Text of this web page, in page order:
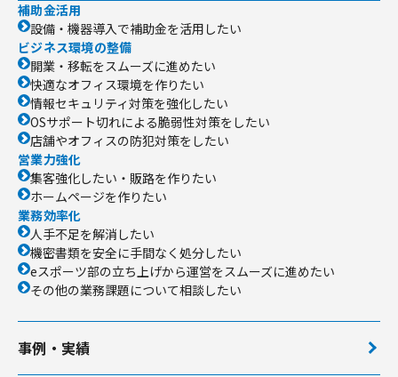
補助金活用
設備・機器導入で補助金を活用したい
ビジネス環境の整備
開業・移転をスムーズに進めたい
快適なオフィス環境を作りたい
情報セキュリティ対策を強化したい
OSサポート切れによる脆弱性対策をしたい
店舗やオフィスの防犯対策をしたい
営業力強化
集客強化したい・販路を作りたい
ホームページを作りたい
業務効率化
人手不足を解消したい
機密書類を安全に手間なく処分したい
eスポーツ部の立ち上げから運営をスムーズに進めたい
その他の業務課題について相談したい
事例・実績